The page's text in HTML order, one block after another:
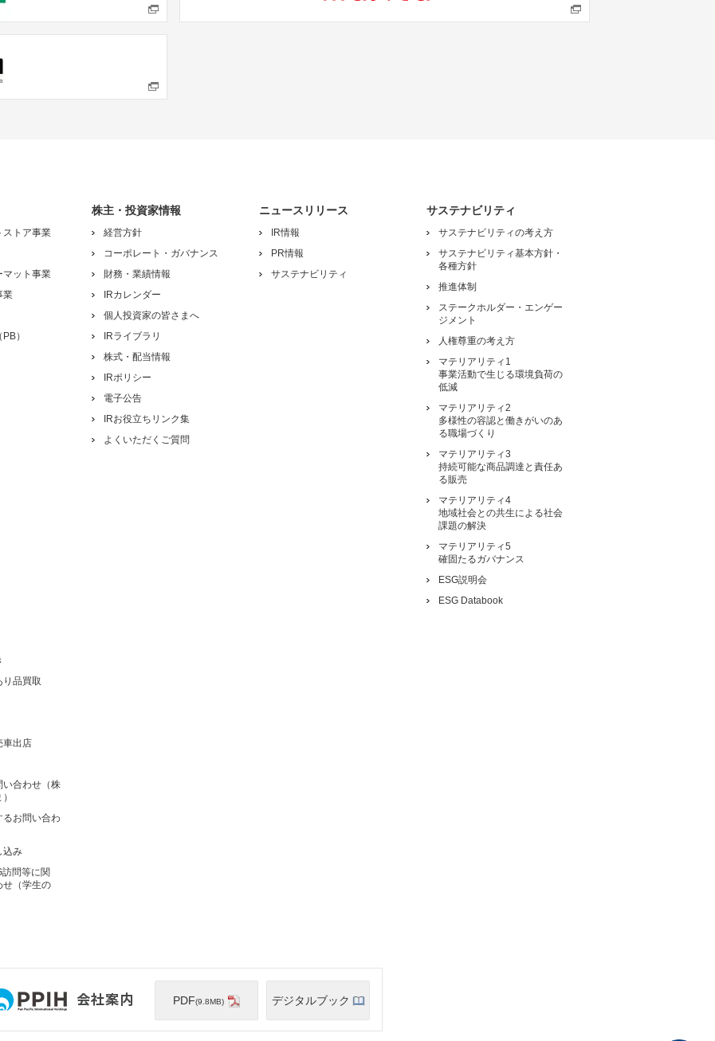
ストア事業
マット事業
業
）
株主・投資家情報
経営方針
コーポレート・ガバナンス
財務・業績情報
IRカレンダー
個人投資家の皆さまへ
IRライブラリ
株式・配当情報
IRポリシー
電子公告
IRお役立ちリンク集
よくいただくご質問
ニュースリリース
IR情報
PR情報
サステナビリティ
サステナビリティ
サステナビリティの考え方
サステナビリティ基本方針・
各種方針
推進体制
ステークホルダー・エンゲー
ジメント
人権尊重の考え方
マテリアリティ1
事業活動で生じる環境負荷の
低減
マテリアリティ2
多様性の容認と働きがいのあ
る職場づくり
マテリアリティ3
持続可能な商品調達と責任あ
る販売
マテリアリティ4
地域社会との共生による社会
課題の解決
マテリアリティ5
確固たるガバナンス
ESG説明会
ESG Databook
り品買取
車出店
い合わせ（株
るお問い合わ
込み
問等に関
せ（学生の
PDF(9.8MB) デジタルブック